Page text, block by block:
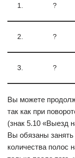
1. ?
2. ?
3. ?
Вы можете
так как при
(знак 5.10 «Выезд
Вы обязаны
количества полос